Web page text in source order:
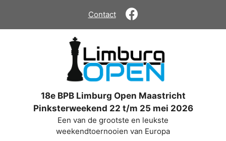
de
Contact
18e BPB Limburg Open Maastricht
Pinksterweekend 22 t/m 25 mei 2026
Een van de grootste en leukste
weekendtoernooien van Europa